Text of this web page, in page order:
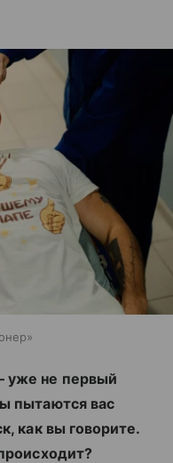
уже не первый
пытаются вас
как вы говорите.